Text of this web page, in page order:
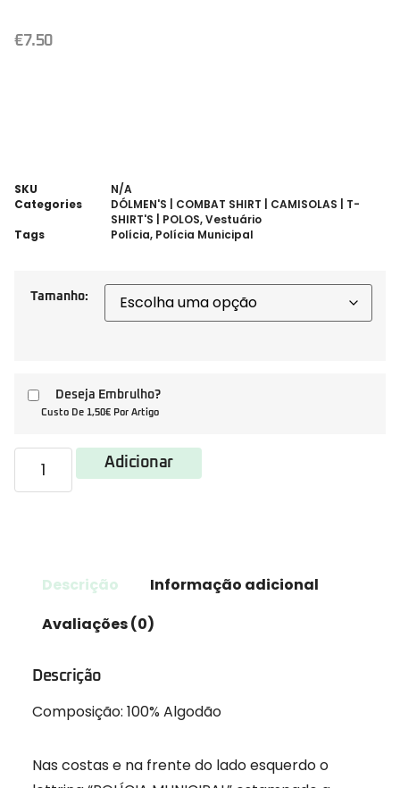
€7.50
SKU
N/A
Categories
DÓLMEN'S | COMBAT SHIRT | CAMISOLAS | T-
SHIRT'S | POLOS,Vestuário
Tags
Polícia, Polícia Municipal
Tamanho:
Deseja Embrulho?
Custo De 1,50€ Por Artigo
Adicionar
Descrição
Informação adicional
Avaliações (0)
Descrição
Composição: 100% Algodão
Nas costas e na frente do lado esquerdo o